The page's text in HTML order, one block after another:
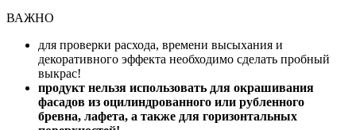
ВАЖНО
для проверки расхода, времени высыхания и
декоративного эффекта необходимо сделать пробный
выкрас!
продукт нельзя использовать для окрашивания
фасадов из оцилиндрованного или рубленного
бревна, лафета, а также для горизонтальных